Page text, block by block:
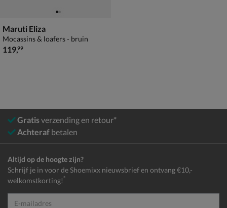
Maruti Eliza
Mocassins & loafers - bruin
€ 119,99
119,99
Gratisverzending en retour*
Achteraf betalen
Altijd op de hoogte zijn?
Schrijf je in voor de Shoemixx nieuwsbrief en ontvang €10,-
welkomstkorting! *